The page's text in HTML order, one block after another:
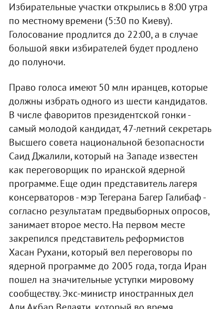
Избирательные участки открылись в 8:00 утра
по местному времени (5:30 по Киеву).
Голосование продлится до 22:00, а в случае
большой явки избирателей будет продлено
до полуночи.
Право голоса имеют 50 млн иранцев, которые
должны избрать одного из шести кандидатов.
В числе фаворитов президентской гонки -
самый молодой кандидат, 47-летний секретарь
Высшего совета национальной безопасности
Саид Джалили, который на Западе известен
как переговорщик по иранской ядерной
программе. Еще один представитель лагеря
консерваторов - мэр Тегерана Багер Галибаф -
согласно результатам предвыборных опросов,
занимает второе место. На первом месте
закрепился представитель реформистов
Хасан Рухани, который вел переговоры по
ядерной программе до 2005 года, тогда Иран
пошел на значительные уступки мировому
сообществу. Экс-министр иностранных дел